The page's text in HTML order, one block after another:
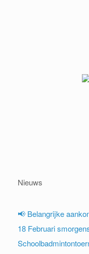
Nieuws
📢 Belangrijke
18 Februari